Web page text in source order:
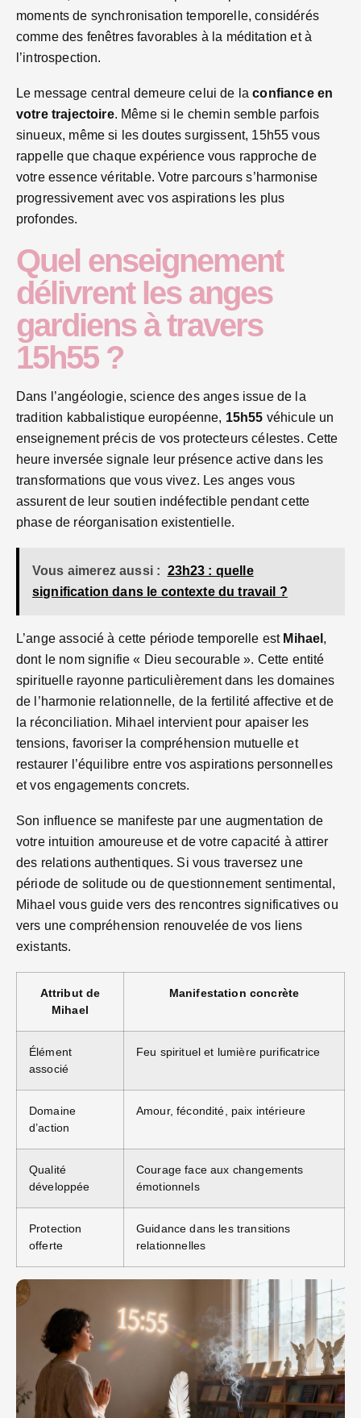
moments de synchronisation temporelle, considérés
comme des fenêtres favorables à la méditation et à
l’introspection.
Le message central demeure celui de laconfiance en
votre trajectoire. Même si le chemin semble parfois
sinueux, même si les doutes surgissent, 15h55 vous
rappelle que chaque expérience vous rapproche de
votre essence véritable. Votre parcours s’harmonise
progressivement avec vos aspirations les plus
profondes.
Quel enseignement
délivrent les anges
gardiens à travers
15h55 ?
Dans l’angéologie, science des anges issue de la
tradition kabbalistique européenne, 15h55 véhicule un
enseignement précis de vos protecteurs célestes. Cette
heure inversée signale leur présence active dans les
transformations que vous vivez. Les anges vous
assurent de leur soutien indéfectible pendant cette
phase de réorganisation existentielle.
Vous aimerez aussi : 23h23 : quelle
signification dans le contexte du travail ?
L’ange associé à cette période temporelle est Mihael ,
dont le nom signifie « Dieu secourable ». Cette entité
spirituelle rayonne particulièrement dans les domaines
de l’harmonie relationnelle, de la fertilité affective et de
la réconciliation. Mihael intervient pour apaiser les
tensions, favoriser la compréhension mutuelle et
restaurer l’équilibre entre vos aspirations personnelles
et vos engagements concrets.
Son influence se manifeste par une augmentation de
votre intuition amoureuse et de votre capacité à attirer
des relations authentiques. Si vous traversez une
période de solitude ou de questionnement sentimental,
Mihael vous guide vers des rencontres significatives ou
vers une compréhension renouvelée de vos liens
existants.
Attribut de
Mihael
Manifestation concrète
Élément
associé
Feu spirituel et lumière purificatrice
Domaine
d’action
Amour, fécondité, paix intérieure
Qualité
développée
Courage face aux changements
émotionnels
Protection
offerte
Guidance dans les transitions
relationnelles